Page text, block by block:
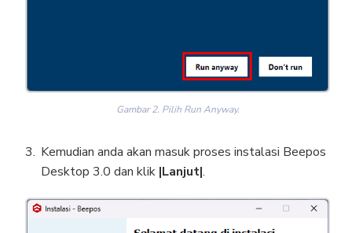
Gambar 2. Pilih Run Anyway.
Kemudian anda akan masuk proses instalasi Beepos
Desktop 3.0 dan klik |Lanjut|.